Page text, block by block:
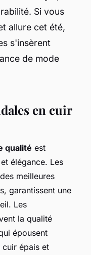
Si vous
allure cet été,
s'insèrent
de mode
en cuir
qualité est
élégance. Les
meilleures
garantissent une
Les
la qualité
épousent
épais et